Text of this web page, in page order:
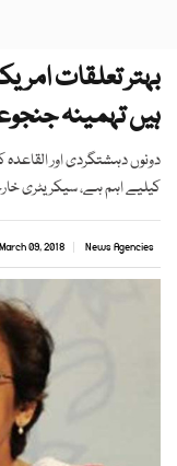
بہتر تعلقات
ہیں تہمینہ
دونوں دہشتگردی اور
کیلیے اہم ہے، سیکریٹری
News Agencies
March 09, 2018